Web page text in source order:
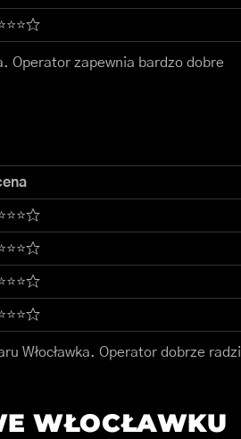
Operator zapewnia bardzo dobre
Włocławka. Operator dobrze radzi
WŁOCŁAWKU